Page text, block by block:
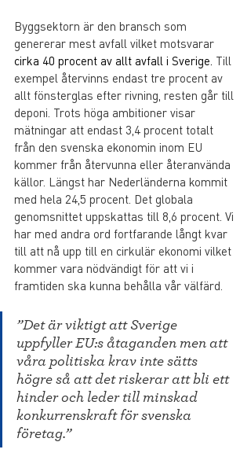
Byggsektorn är den bransch som
genererar mest avfall vilket motsvarar
cirka 40 procent av allt avfall i Sverige. Till
exempel återvinns endast tre procent av
allt fönsterglas efter rivning, resten går till
deponi. Trots höga ambitioner visar
mätningar att endast 3,4 procent totalt
från den svenska ekonomin inom EU
kommer från återvunna eller återanvända
källor. Längst har Nederländerna kommit
med hela 24,5 procent. Det globala
genomsnittet uppskattas till 8,6 procent. Vi
har med andra ord fortfarande långt kvar
till att nå upp till en cirkulär ekonomi vilket
kommer vara nödvändigt för att vi i
framtiden ska kunna behålla vår välfärd.
”Det är viktigt att Sverige
uppfyller EU:s åtaganden men att
våra politiska krav inte sätts
högre så att det riskerar att bli ett
hinder och leder till minskad
konkurrenskraft för svenska
företag.”